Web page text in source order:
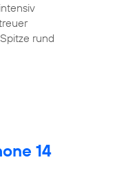
rund
14